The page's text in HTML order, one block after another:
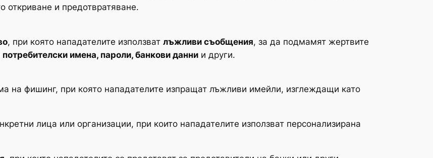
откриване и предотвратяване.
, при която нападателите използват лъжливи съобщения, за да подмамят жертвите
потребителски имена, пароли, банкови данни и други.
на фишинг, при която нападателите изпращат лъжливи имейли, изглеждащи като
лица или организации, при които нападателите използват персонализирана